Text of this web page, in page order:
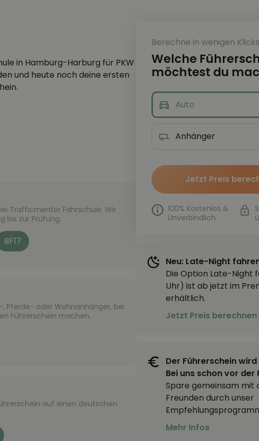
Berechne in wenigen
Welche
möchtest du
Auto
Anhänger
Jetzt Preis
100% Kostenlos &
Unverbindlich
Neu: Late-Night
Die Option Late-Night
Uhr) ist ab jetzt im
erhältlich.
Jetzt Preis berechnen
Der Führerschein
Bei uns schon vor der
Spare gemeinsam mit
Freunden durch unser
Mehr Infos
in Hamburg-Harburg für PKW
und heute noch deine ersten
Trafficmentor Fahrschule. Wir
bis zur Prüfung.
BF17
Pferde- oder Wohnanhänger, bei
Führerschein machen.
auf einen deutschen